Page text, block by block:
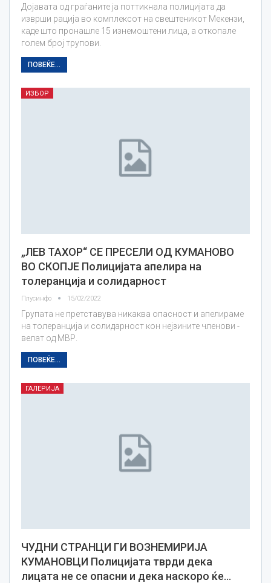
Дојавата од граѓаните ја поттикнала полицијата да
изврши рација во комплексот на свештеникот Мекензи,
каде што пронашле 15 изнемоштени лица, а откопале
голем број трупови.
ПОВЕЌЕ...
ИЗБОР
„ЛЕВ ТАХОР“ СЕ ПРЕСЕЛИ ОД КУМАНОВО
ВО СКОПЈЕ Полицијата апелира на
толеранција и солидарност
Плусинфо 15/02/2022
Групата не претставува никаква опасност и апелираме
на толеранција и солидарност кон нејзините членови -
велат од МВР.
ПОВЕЌЕ...
ГАЛЕРИЈА
ЧУДНИ СТРАНЦИ ГИ ВОЗНЕМИРИЈА
КУМАНОВЦИ Полицијата тврди дека
лицата не се опасни и дека наскоро ќе…